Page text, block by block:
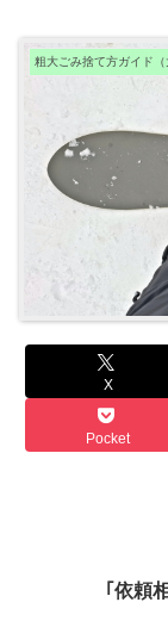
粗大ごみ捨て方ガイド（
X
Pocket
｢依頼